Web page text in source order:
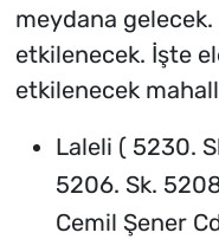
meydana
etkilenecek. İşte
etkilenecek
Laleli ( 5230.
5206. Sk.
Cemil Şener